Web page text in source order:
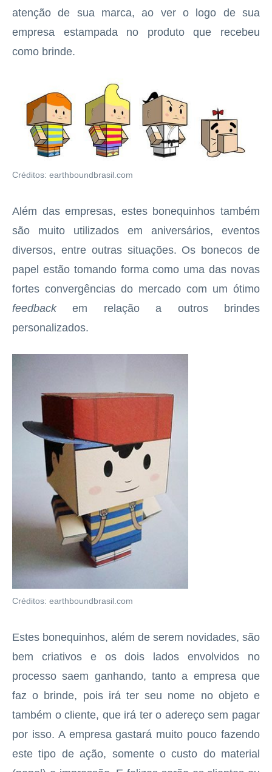
atenção de sua marca, ao ver o logo de sua
empresa estampada no produto que recebeu
como brinde.
Créditos: earthboundbrasil.com
Além das empresas, estes bonequinhos também
são muito utilizados em aniversários, eventos
diversos, entre outras situações. Os bonecos de
papel estão tomando forma como uma das novas
fortes convergências do mercado com um ótimo
feedbackem relação a outros brindes
personalizados.
Créditos: earthboundbrasil.com
Estes bonequinhos, além de serem novidades, são
bem criativos e os dois lados envolvidos no
processo saem ganhando, tanto a empresa que
faz o brinde, pois irá ter seu nome no objeto e
também o cliente, que irá ter o adereço sem pagar
por isso. A empresa gastará muito pouco fazendo
este tipo de ação, somente o custo do material